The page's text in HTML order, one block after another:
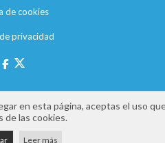
de cookies
privacidad
en esta página, aceptas el uso
de las cookies.
Leer más